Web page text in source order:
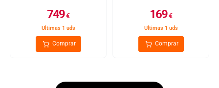
749€
Ultimas 1 uds
Comprar
169€
Ultimas 1 uds
Comprar